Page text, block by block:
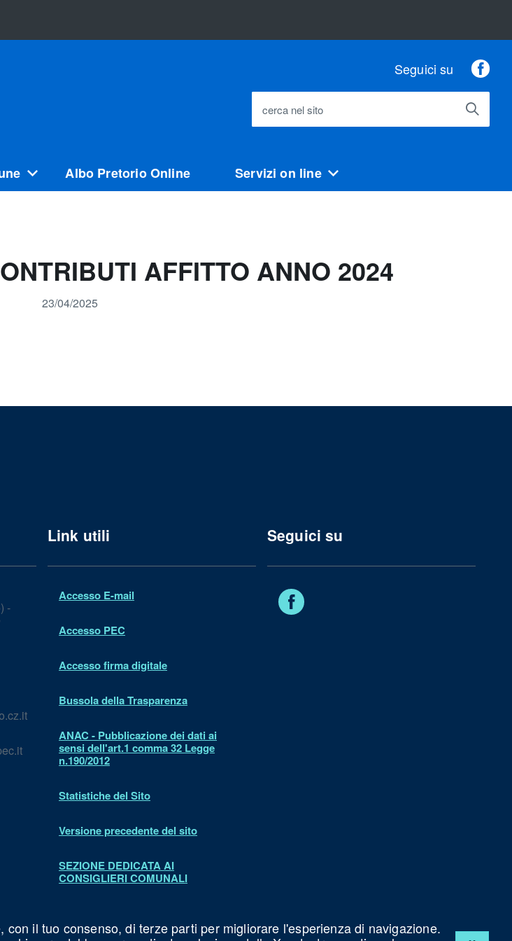
il tuo consenso, di terze parti per migliorare l'esperienza di navigazione.
Seguici su
cerca nel sito
Albo Pretorio Online Servizi on line
AFFITTO ANNO 2024
23/04/2025
-
Link utili
Accesso E-mail
Accesso PEC
Accesso firma digitale
Bussola della Trasparenza
ANAC - Pubblicazione dei dati ai
sensi dell'art.1 comma 32 Legge
n.190/2012
Statistiche del Sito
Versione precedente del sito
SEZIONE DEDICATA AI
CONSIGLIERI COMUNALI
Seguici su